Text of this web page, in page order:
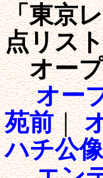
「東京
点リス
オー
オー
苑前｜
ハチ公像